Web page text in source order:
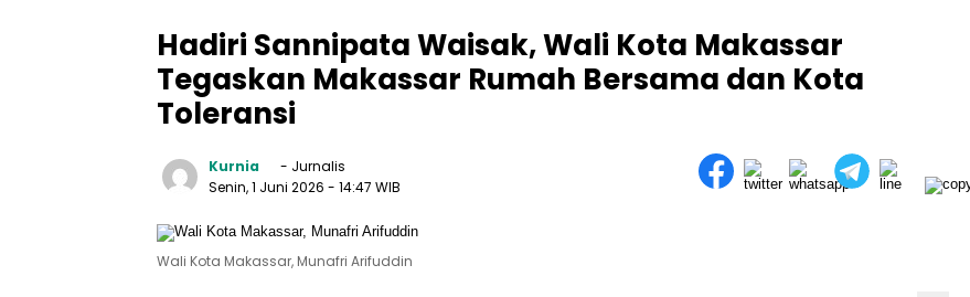
Hadiri Sannipata Waisak, Wali Kota Makassar
Tegaskan Makassar Rumah Bersama dan Kota
Toleransi
Kurnia
- Jurnalis
Senin, 1 Juni 2026 - 14:47 WIB
Wali Kota Makassar, Munafri Arifuddin